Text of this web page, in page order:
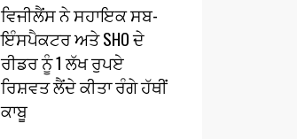
ਵਿਜੀਲੈਂਸ ਨੇ ਸਹਾਇਕ ਸਬ-
ਇੰਸਪੈਕਟਰ ਅਤੇ SHO ਦੇ
ਰੀਡਰ ਨੂੰ 1 ਲੱਖ ਰੁਪਏ
ਰਿਸ਼ਵਤ ਲੈਂਦੇ ਕੀਤਾ ਰੰਗੇ ਹੱਥੀਂ
ਕਾਬੂ